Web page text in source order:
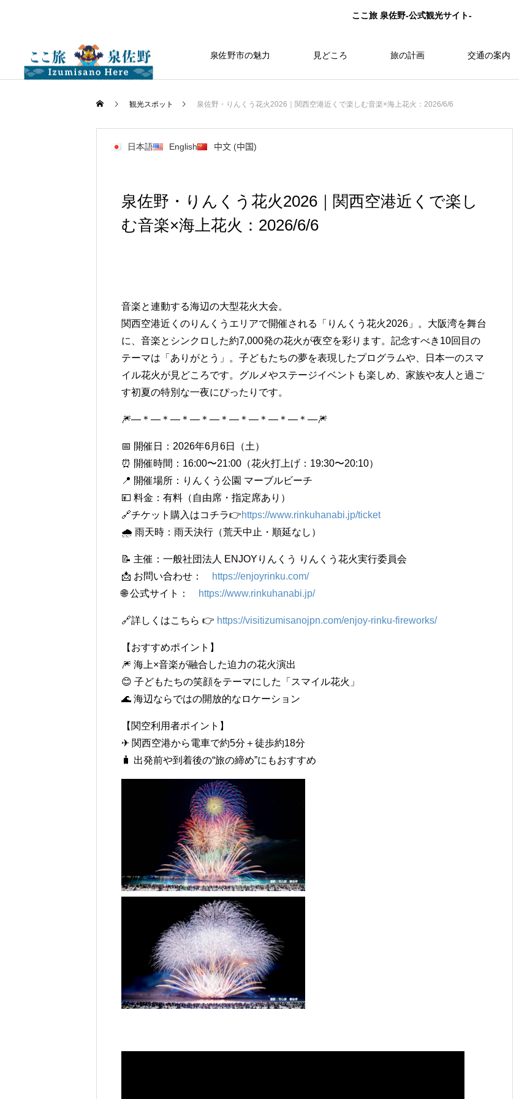
ここ旅 泉佐野-公式観光サイト-
泉佐野市の魅力 見どころ 旅の計画 交通の案内
観光スポット 泉佐野・りんくう花火2026｜関西空港近くで楽しむ音楽×海上花火：2026/6/6
日本語 English 中文 (中国)
泉佐野・りんくう花火2026｜関西空港近くで楽し
む音楽×海上花火：2026/6/6
音楽と連動する海辺の大型花火大会。
関西空港近くのりんくうエリアで開催される「りんくう花火2026」。大阪湾を舞台
に、音楽とシンクロした約7,000発の花火が夜空を彩ります。記念すべき10回目の
テーマは「ありがとう」。子どもたちの夢を表現したプログラムや、日本一のスマ
イル花火が見どころです。グルメやステージイベントも楽しめ、家族や友人と過ご
す初夏の特別な一夜にぴったりです。
🎆―＊―＊―＊―＊―＊―＊―＊―＊―＊―🎆
📅 開催日：2026年6月6日（土）
⏰ 開催時間：16:00〜21:00（花火打上げ：19:30〜20:10）
📍 開催場所：りんくう公園 マーブルビーチ
💴 料金：有料（自由席・指定席あり）
🔗チケット購入はコチラ👉https://www.rinkuhanabi.jp/ticket
🌧 雨天時：雨天決行（荒天中止・順延なし）
📝 主催：一般社団法人 ENJOYりんくう りんくう花火実行委員会
📩 お問い合わせ：
https://enjoyrinku.com/
🌐 公式サイト：
https://www.rinkuhanabi.jp/
🔗詳しくはこちら 👉 https://visitizumisanojpn.com/enjoy-rinku-fireworks/
【おすすめポイント】
🎆 海上×音楽が融合した迫力の花火演出
😊 子どもたちの笑顔をテーマにした「スマイル花火」
🌊 海辺ならではの開放的なロケーション
【関空利用者ポイント】
✈ 関西空港から電車で約5分＋徒歩約18分
🧳 出発前や到着後の“旅の締め”にもおすすめ